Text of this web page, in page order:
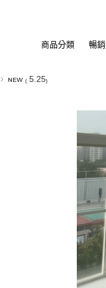
商品分類 暢
ɴᴇᴡ ₍ 5.25₎